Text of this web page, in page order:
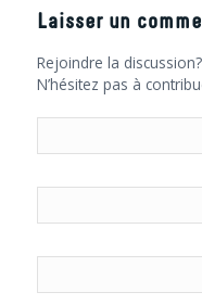
Laisser un
Rejoindre la discussion?
N’hésitez pas à